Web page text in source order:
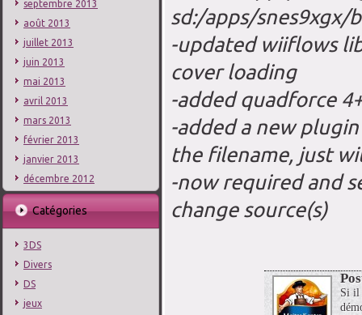
septembre 2013
août 2013
juillet 2013
juin 2013
mai 2013
avril 2013
mars 2013
février 2013
janvier 2013
décembre 2012
Catégories
3DS
Divers
DS
jeux
sd:/apps/snes9xgx/
-updated wiiflows
cover loading
-added quadforce
-added a new
the filename, just
-now required and
change source(s)
Si il